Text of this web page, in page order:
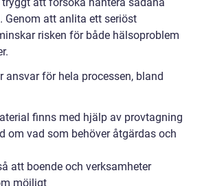
Genom att anlita ett seriöst
risken för både hälsoproblem
ansvar för hela processen, bland
finns med hjälp av provtagning
om vad som behöver åtgärdas och
att boende och verksamheter
möjligt